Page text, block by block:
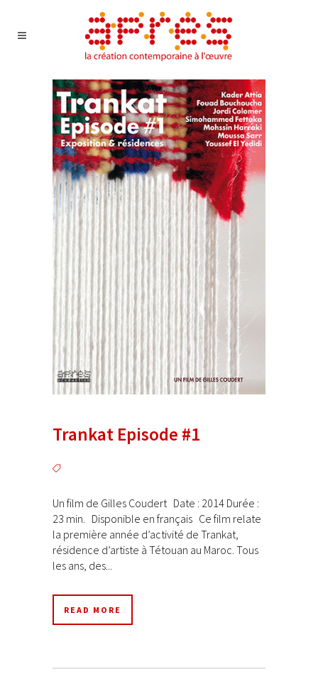
Trankat Episode #1
Un film de Gilles Coudert Date : 2014 Durée :
23 min. Disponible en français Ce film relate
la première année d’activité de Trankat,
résidence d’artiste à Tétouan au Maroc. Tous
les ans, des...
READ MORE